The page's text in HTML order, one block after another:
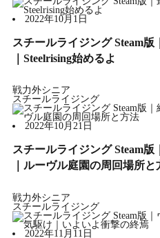
2022年10月1日
スチールライジング Steam
｜Steelrising始めるよ
戦力外シニア
スチールライジング
2022年10月21日
スチールライジング Steam
｜ルーヴル庭園の周回場所と
戦力外シニア
スチールライジング
2022年11月11日